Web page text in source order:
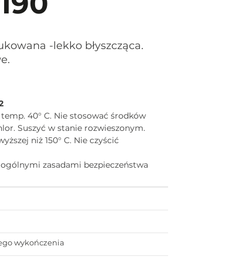
-lekko błyszcząca.
40° C. Nie stosować środków
Suszyć w stanie rozwieszonym.
niż 150° C. Nie czyścić
zasadami bezpieczeństwa
wykończenia